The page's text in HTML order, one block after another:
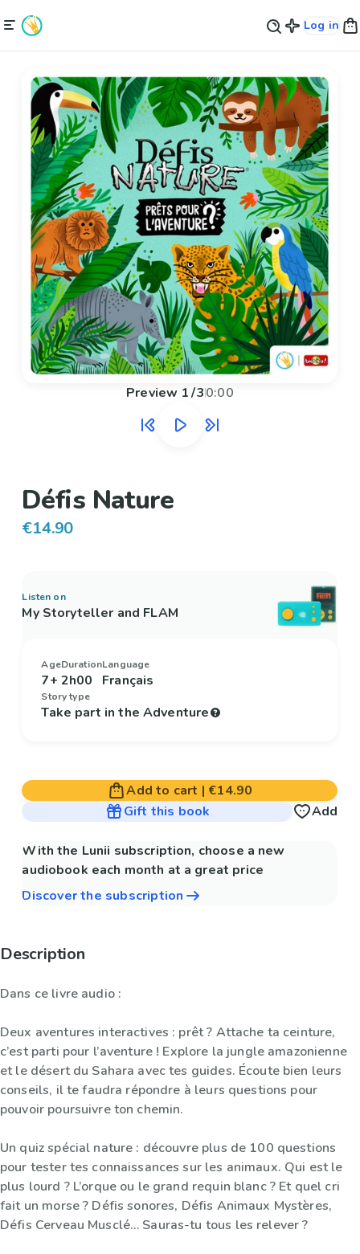
Log in
Preview 1/30:00
Défis Nature
€14.90
Listen on
My Storyteller and FLAM
Age
7+
Duration
2h00
Language
Français
Story type
Take part in the Adventure
Add to cart | €14.90
Gift this book
Add
With the Lunii subscription, choose a new
audiobook each month at a great price
Discover the subscription
Description
Dans ce livre audio :
Deux aventures interactives : prêt ? Attache ta ceinture,
c’est parti pour l’aventure ! Explore la jungle amazonienne
et le désert du Sahara avec tes guides. Écoute bien leurs
conseils, il te faudra répondre à leurs questions pour
pouvoir poursuivre ton chemin.
Un quiz spécial nature : découvre plus de 100 questions
pour tester tes connaissances sur les animaux. Qui est le
plus lourd ? L’orque ou le grand requin blanc ? Et quel cri
fait un morse ? Défis sonores, Défis Animaux Mystères,
Défis Cerveau Musclé… Sauras-tu tous les relever ?